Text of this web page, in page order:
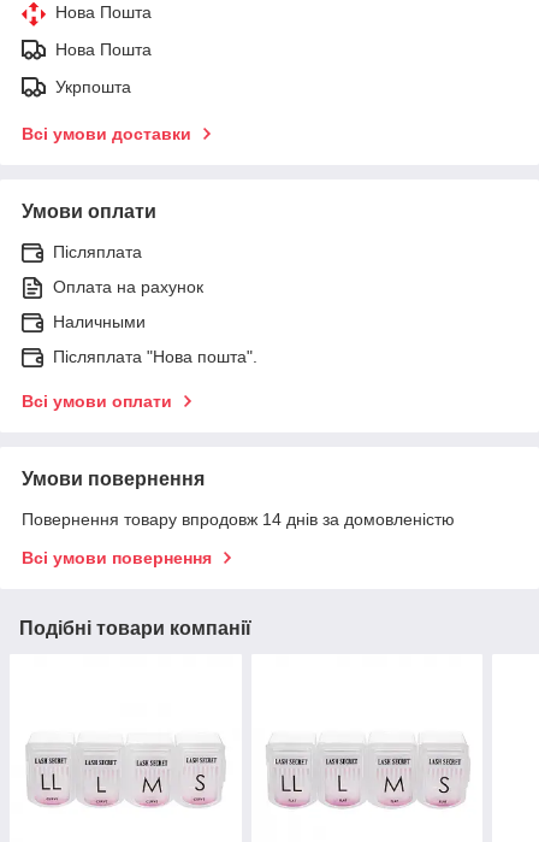
Нова Пошта
Нова Пошта
Укрпошта
Всі умови доставки
Умови оплати
Післяплата
Оплата на рахунок
Наличными
Післяплата "Нова пошта".
Всі умови оплати
Умови повернення
Повернення товару впродовж 14 днів за домовленістю
Всі умови повернення
Подібні товари компанії